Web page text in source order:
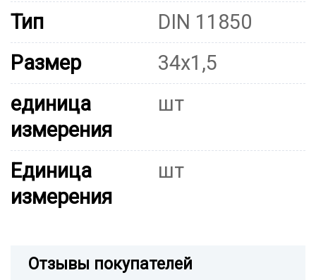
Тип
DIN 11850
Размер
34x1,5
единица
измерения
шт
Единица
измерения
шт
Отзывы покупателей